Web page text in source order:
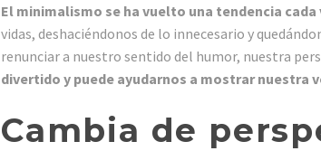
El minimalismo se ha vuelto una tendencia
vidas, deshaciéndonos de lo innecesario y
renunciar a nuestro sentido del humor, nuestra
divertido y puede ayudarnos a mostrar nuestra
Cambia de